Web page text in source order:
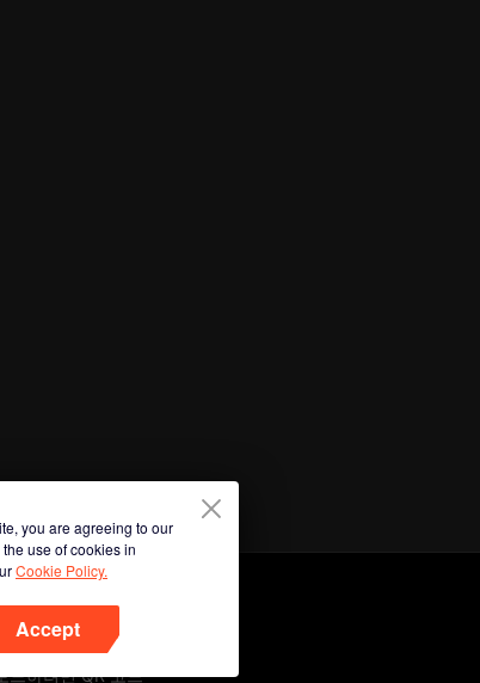
you are agreeing to our
use of cookies in
Cookie Policy.
Accept
드하려면 QR 코드